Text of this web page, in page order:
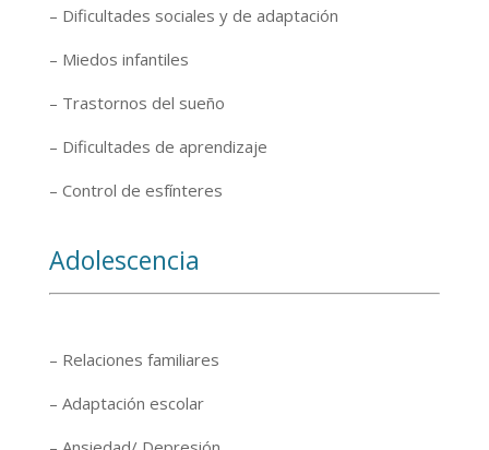
– Dificultades sociales y de adaptación
– Miedos infantiles
– Trastornos del sueño
– Dificultades de aprendizaje
– Control de esfínteres
Adolescencia
– Relaciones familiares
– Adaptación escolar